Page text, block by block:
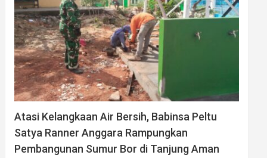
Atasi Kelangkaan Air Bersih, Babinsa Peltu
Satya Ranner Anggara Rampungkan
Pembangunan Sumur Bor di Tanjung Aman